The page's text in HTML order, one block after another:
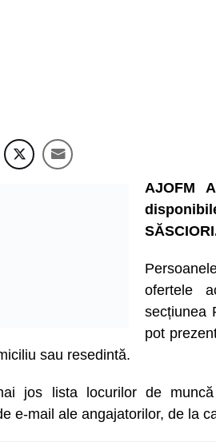
AJOFM
ofertele
secțiunea
pot
sau resedintă.
jos lista locurilor de
e-mail ale angajatorilor, de la